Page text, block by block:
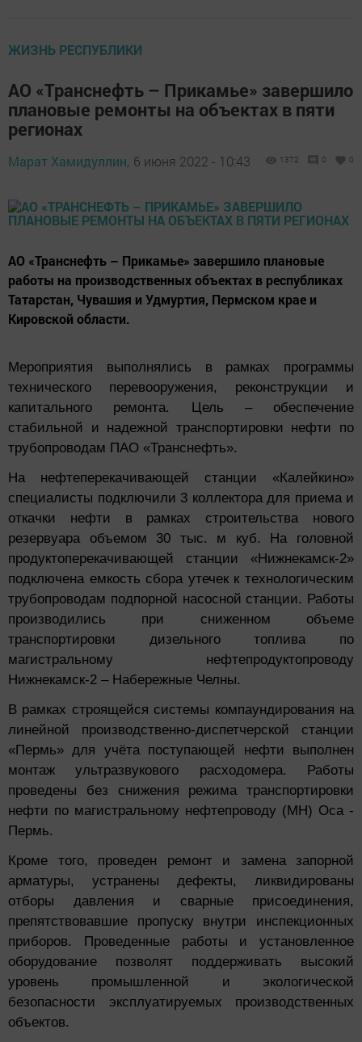
ЖИЗНЬ РЕСПУБЛИКИ
АО «Транснефть – Прикамье» завершило
плановые ремонты на объектах в пяти
регионах
Марат Хамидуллин, 6 июня 2022 - 10:43 1372 0 0
АО «Транснефть – Прикамье» завершило плановые
работы на производственных объектах в республиках
Татарстан, Чувашия и Удмуртия, Пермском крае и
Кировской области.
Мероприятия выполнялись в рамках программы
технического перевооружения, реконструкции и
капитального ремонта. Цель – обеспечение
стабильной и надежной транспортировки нефти по
трубопроводам ПАО «Транснефть».
На нефтеперекачивающей станции «Калейкино»
специалисты подключили 3 коллектора для приема и
откачки нефти в рамках строительства нового
резервуара объемом 30 тыс. м куб. На головной
продуктоперекачивающей станции «Нижнекамск-2»
подключена емкость сбора утечек к технологическим
трубопроводам подпорной насосной станции. Работы
производились при сниженном объеме
транспортировки дизельного топлива по
магистральному нефтепродуктопроводу
Нижнекамск-2 – Набережные Челны.
В рамках строящейся системы компаундирования на
линейной производственно-диспетчерской станции
«Пермь» для учёта поступающей нефти выполнен
монтаж ультразвукового расходомера. Работы
проведены без снижения режима транспортировки
нефти по магистральному нефтепроводу (МН) Оса -
Пермь.
Кроме того, проведен ремонт и замена запорной
арматуры, устранены дефекты, ликвидированы
отборы давления и сварные присоединения,
препятствовавшие пропуску внутри инспекционных
приборов. Проведенные работы и установленное
оборудование позволят поддерживать высокий
уровень промышленной и экологической
безопасности эксплуатируемых производственных
объектов.